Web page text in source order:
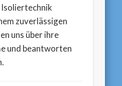
zuverlässigen
uns über ihre
und beantworten